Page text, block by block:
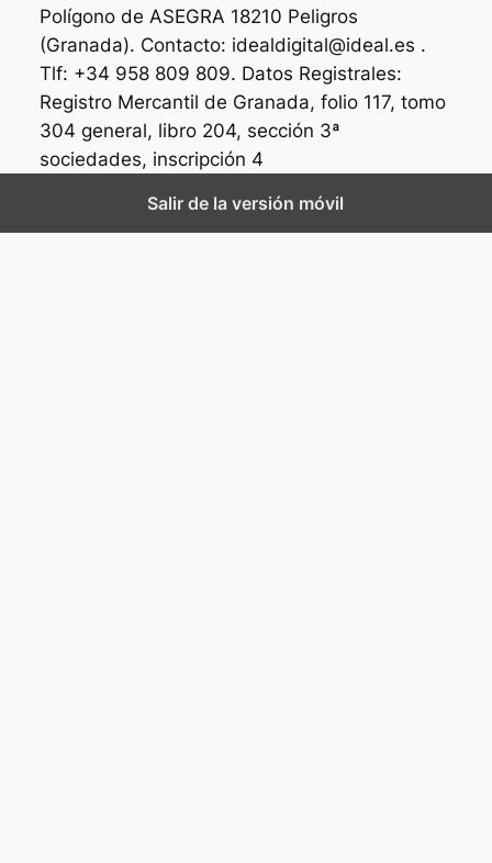
Polígono de ASEGRA 18210 Peligros
(Granada). Contacto: idealdigital@ideal.es .
Tlf: +34 958 809 809. Datos Registrales:
Registro Mercantil de Granada, folio 117, tomo
304 general, libro 204, sección 3ª
sociedades, inscripción 4
Salir de la versión móvil